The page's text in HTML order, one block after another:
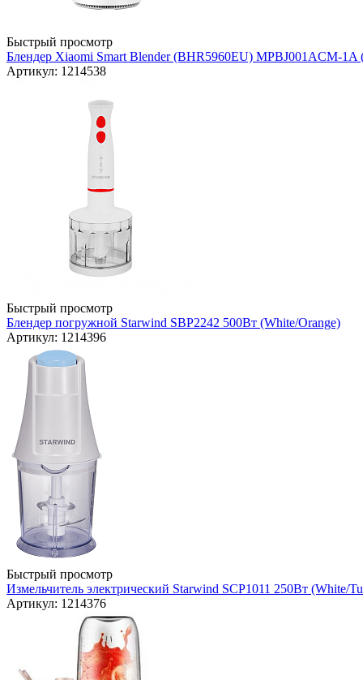
Быстрый просмотр
Блендер Xiaomi Smart Blender (BHR5960EU) MPBJ001ACM-1A
Артикул: 1214538
Быстрый просмотр
Блендер погружной Starwind SBP2242 500Вт (White/Orange)
Артикул: 1214396
Быстрый просмотр
Измельчитель электрический Starwind SCP1011 250Вт (White/
Артикул: 1214376